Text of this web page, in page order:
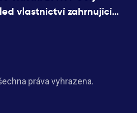
vlastnictví zahrnující
práva vyhrazena.